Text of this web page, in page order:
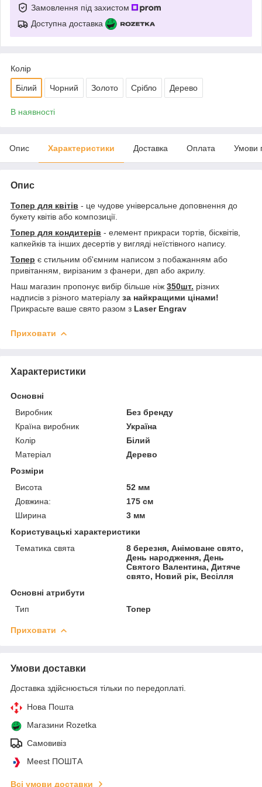
Замовлення під захистом
Доступна доставка
Колір
Білий Чорний Золото Срібло Дерево
В наявності
Опис Характеристики Доставка Оплата Умови
Опис
Топер для квітів - це чудове універсальне доповнення до
букету квітів або композиції.
Топер для кондитерів - елемент прикраси тортів, бісквітів,
капкейків та інших десертів у вигляді неїстівного напису.
Топер є стильним об'ємним написом з побажанням або
привітанням, вирізаним з фанери, двп або акрилу.
Наш магазин пропонує вибір більше ніж 350шт. різних
надписів з різного матеріалу за найкращими цінами!
Прикрасьте ваше свято разом з Laser Engrav
Приховати
Характеристики
Основні
Виробник
Без бренду
Країна виробник
Україна
Колір
Білий
Матеріал
Дерево
Розміри
Висота
52 мм
Довжина:
175 см
Ширина
3 мм
Користувацькі характеристики
Тематика свята
8 березня, Анімоване свято,
День народження, День
Святого Валентина, Дитяче
свято, Новий рік, Весілля
Основні атрибути
Тип
Топер
Приховати
Умови доставки
Доставка здійснюється тільки по передоплаті.
Нова Пошта
Магазини Rozetka
Самовивіз
Meest ПОШТА
Всі умови доставки